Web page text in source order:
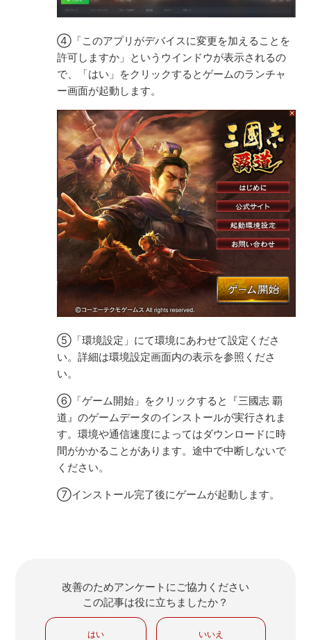
④「このアプリがデバイスに変更を加えることを
許可しますか」というウインドウが表示されるの
で、「はい」をクリックするとゲームのランチャ
ー画面が起動します。
⑤「環境設定」にて環境にあわせて設定くださ
い。詳細は環境設定画面内の表示を参照くださ
い。
⑥「ゲーム開始」をクリックすると『三國志 覇
道』のゲームデータのインストールが実行されま
す。環境や通信速度によってはダウンロードに時
間がかかることがあります。途中で中断しないで
ください。
⑦インストール完了後にゲームが起動します。
改善のためアンケートにご協力ください
この記事は役に立ちましたか？
はい いいえ